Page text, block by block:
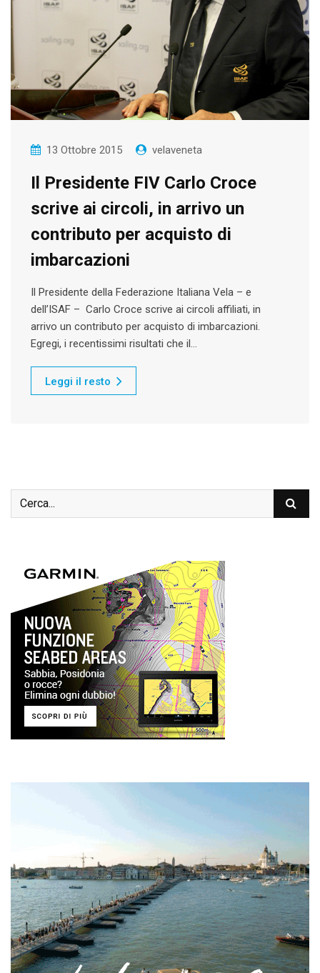
13 Ottobre 2015 velaveneta
Il Presidente FIV Carlo Croce
scrive ai circoli, in arrivo un
contributo per acquisto di
imbarcazioni
Il Presidente della Federazione Italiana Vela – e
dell’ISAF – Carlo Croce scrive ai circoli affiliati, in
arrivo un contributo per acquisto di imbarcazioni.
Egregi, i recentissimi risultati che il…
Leggi il resto